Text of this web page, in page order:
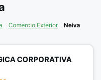
Comercio Exterior Neiva
CORPORATIVA